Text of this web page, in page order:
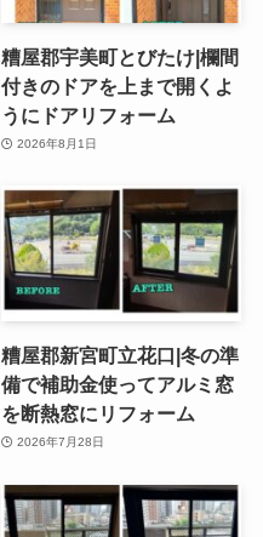
糟屋郡宇美町とびたけ|欄間
付きのドアを上まで開くよ
うにドアリフォーム
2026年8月1日
糟屋郡新宮町立花口|冬の準
備で補助金使ってアルミ窓
を断熱窓にリフォーム
2026年7月28日